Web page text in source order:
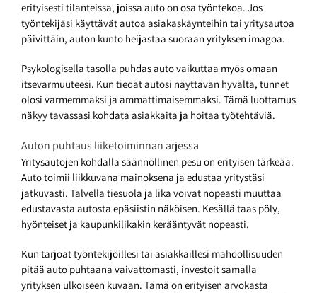
erityisesti tilanteissa, joissa auto on osa työntekoa. Jos
työntekijäsi käyttävät autoa asiakaskäynteihin tai yritysautoa
päivittäin, auton kunto heijastaa suoraan yrityksen imagoa.
Psykologisella tasolla puhdas auto vaikuttaa myös omaan
itsevarmuuteesi. Kun tiedät autosi näyttävän hyvältä, tunnet
olosi varmemmaksi ja ammattimaisemmaksi. Tämä luottamus
näkyy tavassasi kohdata asiakkaita ja hoitaa työtehtäviä.
Auton puhtaus liiketoiminnan arjessa
Yritysautojen kohdalla säännöllinen pesu on erityisen tärkeää.
Auto toimii liikkuvana mainoksena ja edustaa yritystäsi
jatkuvasti. Talvella tiesuola ja lika voivat nopeasti muuttaa
edustavasta autosta epäsiistin näköisen. Kesällä taas pöly,
hyönteiset ja kaupunkilikakin kerääntyvät nopeasti.
Kun tarjoat työntekijöillesi tai asiakkaillesi mahdollisuuden
pitää auto puhtaana vaivattomasti, investoit samalla
yrityksen ulkoiseen kuvaan. Tämä on erityisen arvokasta